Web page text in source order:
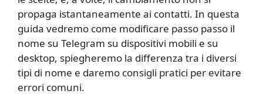
propaga istantaneamente ai contatti. In questa
guida vedremo come modificare passo passo il
nome su Telegram su dispositivi mobili e su
desktop, spiegheremo la differenza tra i diversi
tipi di nome e daremo consigli pratici per evitare
errori comuni.